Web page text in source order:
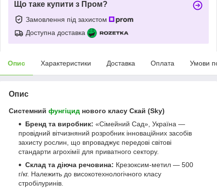
Що таке купити з Пром?
Замовлення під захистом
Доступна доставка
Опис Характеристики Доставка Оплата Умови
Опис
Системний фунгіцид нового класу Скай (Sky)
Бренд та виробник: «Сімейний Сад», Україна —
провідний вітчизняний розробник інноваційних засобів
захисту рослин, що впроваджує передові світові
стандарти агрохімії для приватного сектору.
Склад та діюча речовина: Крезоксим-метил — 500
г/кг. Належить до високотехнологічного класу
стробілуринів.